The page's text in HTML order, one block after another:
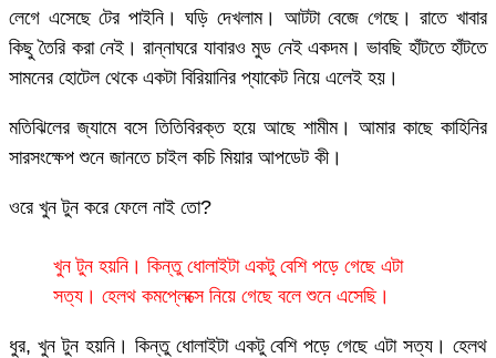
লেগে এসেছে টের পাইনি। ঘড়ি দেখলাম। আটটা বেজে গেছে। রাতে খাবার
কিছু তৈরি করা নেই। রান্নাঘরে যাবারও মুড নেই একদম। ভাবছি হাঁটতে হাঁটতে
সামনের হোটেল থেকে একটা বিরিয়ানির প্যাকেট নিয়ে এলেই হয়।
মতিঝিলের জ্যামে বসে তিতিবিরক্ত হয়ে আছে শামীম। আমার কাছে কাহিনির
সারসংক্ষেপ শুনে জানতে চাইল কচি মিয়ার আপডেট কী।
ওরে খুন টুন করে ফেলে নাই তো?
খুন টুন হয়নি। কিন্তু ধোলাইটা একটু বেশি পড়ে গেছে এটা
সত্য। হেলথ কমপ্লেক্সে নিয়ে গেছে বলে শুনে এসেছি।
ধুর, খুন টুন হয়নি। কিন্তু ধোলাইটা একটু বেশি পড়ে গেছে এটা সত্য। হেলথ